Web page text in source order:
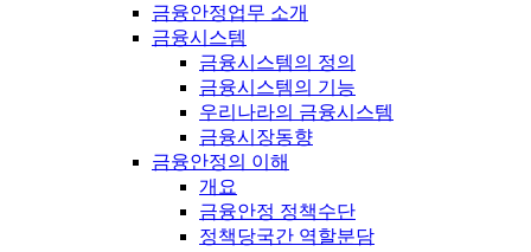
금융안정업무 소개
금융시스템
금융시스템의 정의
금융시스템의 기능
우리나라의 금융시스템
금융시장동향
금융안정의 이해
개요
금융안정 정책수단
정책당국간 역할분담